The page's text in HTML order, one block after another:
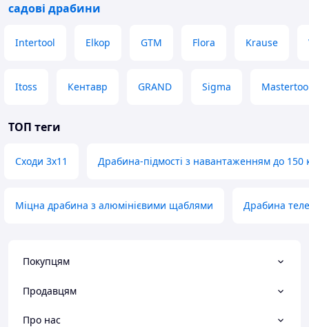
садові драбини
Intertool Elkop GTM Flora Krause
Itoss Кентавр GRAND Sigma
ТОП теги
Сходи 3х11 Драбина-підмості з навантаженням до 150
Міцна драбина з алюмінієвими щаблями Драбина
Покупцям
Продавцям
Про нас